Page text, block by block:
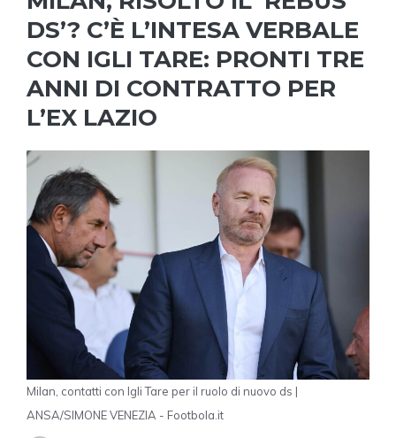
DS’? C’È L’INTESA VERBALE
CON IGLI TARE: PRONTI TRE
ANNI DI CONTRATTO PER
L’EX LAZIO
Milan, contatti con Igli Tare per il ruolo di nuovo ds |
ANSA/SIMONE VENEZIA - Footbola.it